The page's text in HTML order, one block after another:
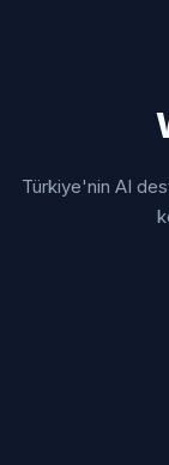
Türkiye'nin AI